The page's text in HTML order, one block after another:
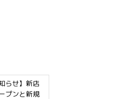
らせ】新店
プンと新規